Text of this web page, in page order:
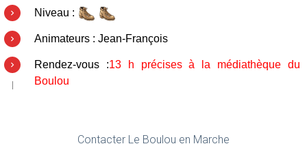
Niveau :
Animateurs : Jean-François
Rendez-vous :13 h précises à la médiathèque du
Boulou
Contacter Le Boulou en Marche